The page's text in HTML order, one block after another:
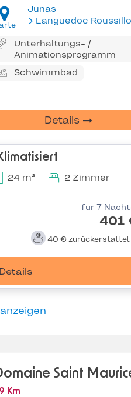
Junas
Languedoc
Unterhaltungs- /
Animationsprogramm
Schwimmbad
Details
24 m² 2 Zimmer
für 7
401
40 € zurückerstattet
Details
Saint
Km